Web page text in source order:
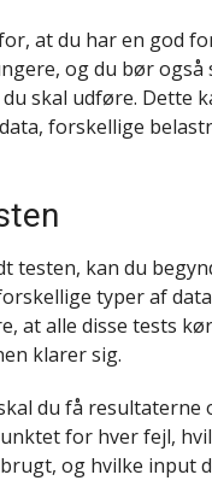
at du har en god
og du bør
skal udføre. Dette
forskellige
testen, kan du
typer af
at alle disse tests
klarer sig.
du få resultaterne
for hver fejl,
og hvilke input